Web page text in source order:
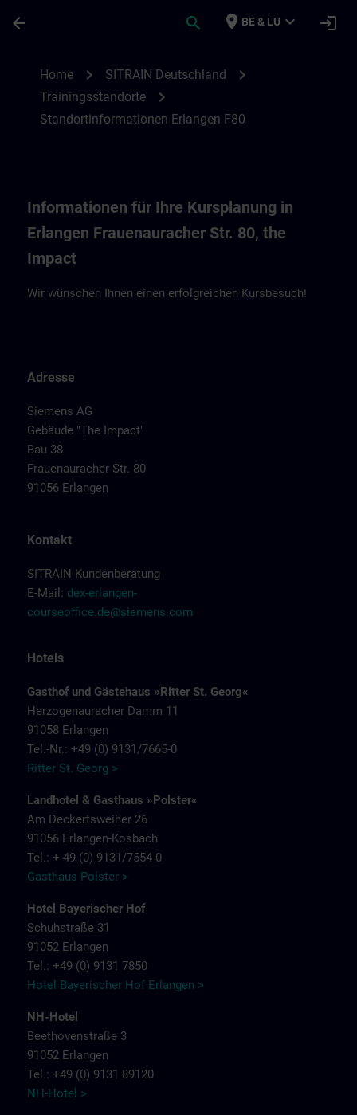
arrow_back search place BE & LU expand_more login
Home chevron_right SITRAIN Deutschland chevron_right
Trainingsstandorte chevron_right
Standortinformationen Erlangen F80
Informationen für Ihre Kursplanung in
Erlangen Frauenauracher Str. 80, the
Impact
Wir wünschen Ihnen einen erfolgreichen Kursbesuch!
Adresse
Siemens AG
Gebäude "The Impact"
Bau 38
Frauenauracher Str. 80
91056 Erlangen
Kontakt
SITRAIN Kundenberatung
E-Mail: dex-erlangen-
courseoffice.de@siemens.com
Hotels
Gasthof und Gästehaus »Ritter St. Georg«
Herzogenauracher Damm 11
91058 Erlangen
Tel.-Nr.: +49 (0) 9131/7665-0
Ritter St. Georg >
Landhotel & Gasthaus »Polster«
Am Deckertsweiher 26
91056 Erlangen-Kosbach
Tel.: + 49 (0) 9131/7554-0
Gasthaus Polster >
Hotel Bayerischer Hof
Schuhstraße 31
91052 Erlangen
Tel.: +49 (0) 9131 7850
Hotel Bayerischer Hof Erlangen >
NH-Hotel
Beethovenstraße 3
91052 Erlangen
Tel.: +49 (0) 9131 89120
NH-Hotel >